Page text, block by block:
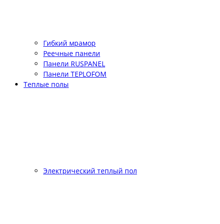
Гибкий мрамор
Реечные панели
Панели RUSPANEL
Панели TEPLOFOM
Теплые полы
Электрический теплый пол